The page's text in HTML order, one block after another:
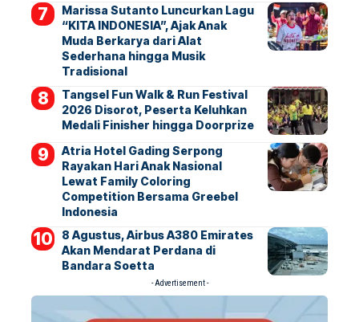
Marissa Sutanto Luncurkan Lagu
“KITA INDONESIA”, Ajak Anak
Muda Berkarya dari Alat
Sederhana hingga Musik
Tradisional
Tangsel Fun Walk & Run Festival
2026 Disorot, Peserta Keluhkan
Medali Finisher hingga Doorprize
Atria Hotel Gading Serpong
Rayakan Hari Anak Nasional
Lewat Family Coloring
Competition Bersama Greebel
Indonesia
8 Agustus, Airbus A380 Emirates
Akan Mendarat Perdana di
Bandara Soetta
- Advertisement -